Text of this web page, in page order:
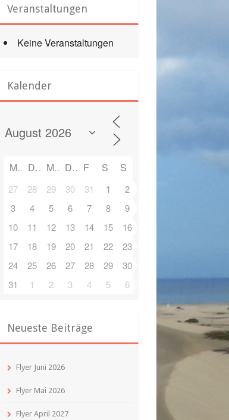
Outlook Live
Veranstaltungen
Keine Veranstaltungen
Kalender
M D M D F S S
27 28 29 30 31 1
2
3
4 5 6 7 8
9
10
11 12 13 14 15
16
17
18 19 20 21 22
23
24
25 26 27 28 29
30
31
1 2 3 4 5 6
Neueste Beiträge
Flyer Juni 2026
Flyer Mai 2026
Flyer April 2027